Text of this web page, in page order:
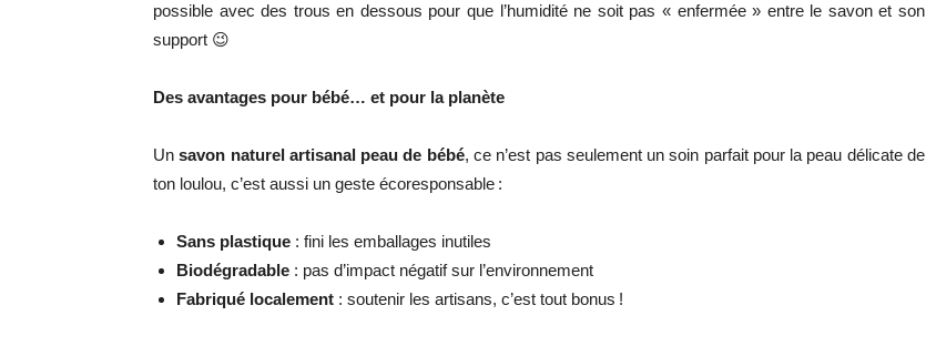
possible avec des trous en dessous pour que l’humidité ne soit pas « enfermée » entre le savon et son
support 😉
Des avantages pour bébé… et pour la planète
Unsavon naturel artisanal peau de bébé, ce n’est pas seulement un soin parfait pour la peau délicate de
ton loulou, c’est aussi un geste écoresponsable :
Sans plastique : fini les emballages inutiles
Biodégradable : pas d’impact négatif sur l’environnement
Fabriqué localement : soutenir les artisans, c’est tout bonus !